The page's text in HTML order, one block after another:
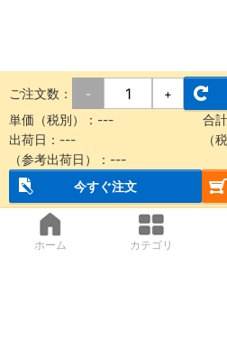
ご注文数： - +
単価（税別）： --- 合
出荷日： --- （
（参考出荷日）： ---
今すぐ注文
ホーム カテゴリ